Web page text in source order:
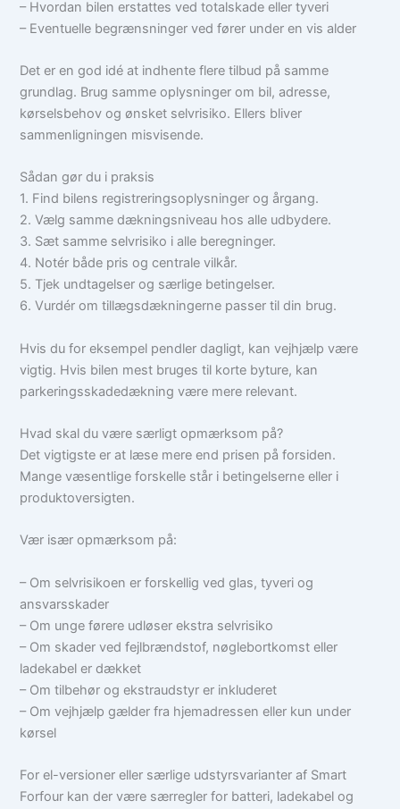
– Hvordan bilen erstattes ved totalskade eller tyveri
– Eventuelle begrænsninger ved fører under en vis alder
Det er en god idé at indhente flere tilbud på samme
grundlag. Brug samme oplysninger om bil, adresse,
kørselsbehov og ønsket selvrisiko. Ellers bliver
sammenligningen misvisende.
Sådan gør du i praksis
1. Find bilens registreringsoplysninger og årgang.
2. Vælg samme dækningsniveau hos alle udbydere.
3. Sæt samme selvrisiko i alle beregninger.
4. Notér både pris og centrale vilkår.
5. Tjek undtagelser og særlige betingelser.
6. Vurdér om tillægsdækningerne passer til din brug.
Hvis du for eksempel pendler dagligt, kan vejhjælp være
vigtig. Hvis bilen mest bruges til korte byture, kan
parkeringsskadedækning være mere relevant.
Hvad skal du være særligt opmærksom på?
Det vigtigste er at læse mere end prisen på forsiden.
Mange væsentlige forskelle står i betingelserne eller i
produktoversigten.
Vær især opmærksom på:
– Om selvrisikoen er forskellig ved glas, tyveri og
ansvarsskader
– Om unge førere udløser ekstra selvrisiko
– Om skader ved fejlbrændstof, nøglebortkomst eller
ladekabel er dækket
– Om tilbehør og ekstraudstyr er inkluderet
– Om vejhjælp gælder fra hjemadressen eller kun under
kørsel
For el-versioner eller særlige udstyrsvarianter af Smart
Forfour kan der være særregler for batteri, ladekabel og